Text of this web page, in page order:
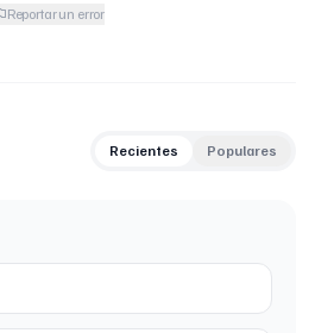
Reportar un error
Recientes Populares